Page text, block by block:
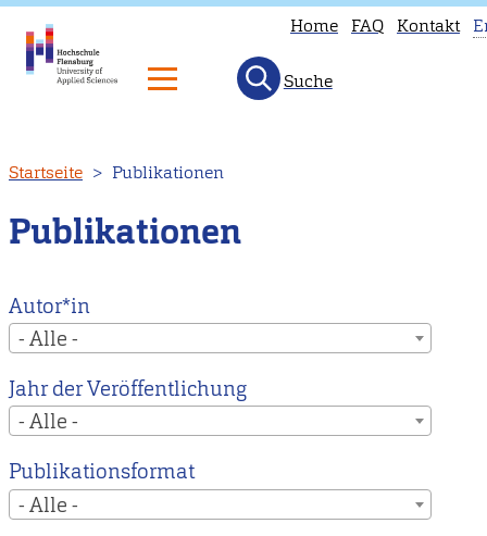
zum
Inhalt
Home FAQ Kontakt
Suche
Startseite Publikationen
Publikationen
Autor*in
- Alle -
Jahr der Veröffentlichung
- Alle -
Publikationsformat
- Alle -